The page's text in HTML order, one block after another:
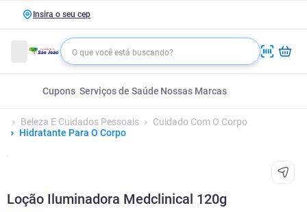
Insira o seu cep
Cupons Serviços de Saúde Nossas Marcas
Beleza E Cuidados Pessoais
Cuidado Com O Corpo
Hidratante Para O Corpo
Loção Iluminadora Medclinical 120g